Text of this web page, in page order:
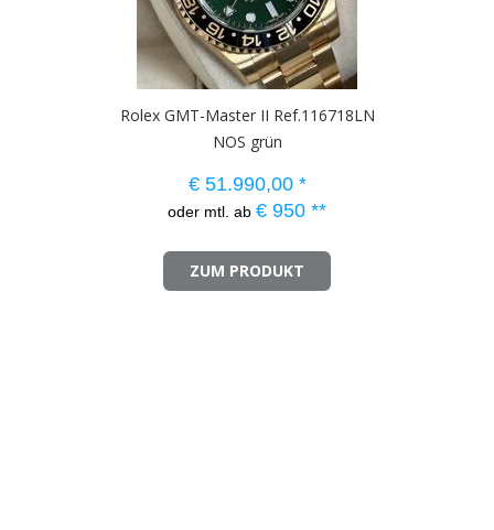
Rolex GMT-Master II Ref.116718LN
NOS grün
€51.990,00 *
oder mtl. ab € 950 **
ZUM PRODUKT